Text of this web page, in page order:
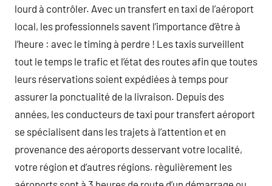
lourd à contrôler. Avec un transfert en taxi de l’aéroport
local, les professionnels savent l’importance d’être à
l’heure : avec le timing à perdre ! Les taxis surveillent
tout le temps le trafic et l’état des routes afin que toutes
leurs réservations soient expédiées à temps pour
assurer la ponctualité de la livraison. Depuis des
années, les conducteurs de taxi pour transfert aéroport
se spécialisent dans les trajets à l’attention et en
provenance des aéroports desservant votre localité,
votre région et d’autres régions. règulièrement les